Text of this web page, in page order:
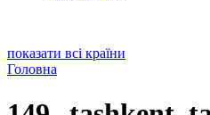
показати всі країни
Головна